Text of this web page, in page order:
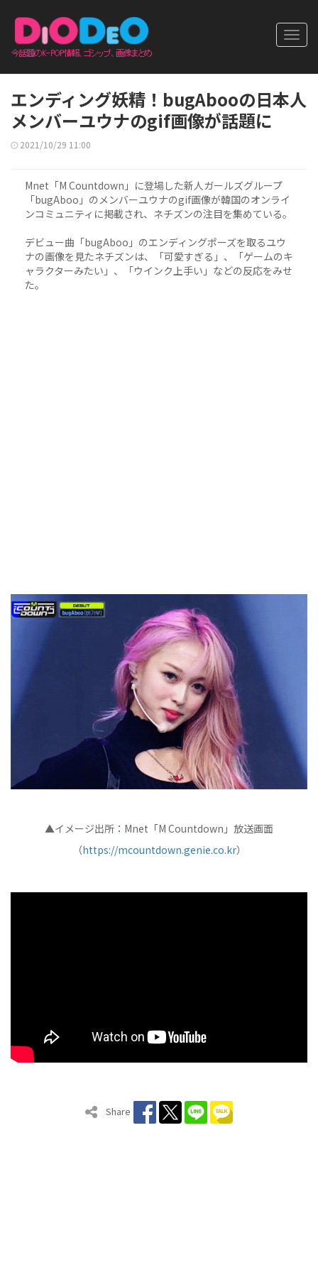
エンディング妖精！bugAbooの日本人
メンバーユウナのgif画像が話題に
2021/10/29 11:00
Mnet「M Countdown」に登場した新人ガールズグループ
「bugAboo」のメンバーユウナのgif画像が韓国のオンライ
ンコミュニティに掲載され、ネチズンの注目を集めている。
デビュー曲「bugAboo」のエンディングポーズを取るユウ
ナの画像を見たネチズンは、「可愛すぎる」、「ゲームのキ
ャラクターみたい」、「ウインク上手い」などの反応をみせ
た。
▲イメージ出所：Mnet「M Countdown」放送画面
（https://mcountdown.genie.co.kr）
Share